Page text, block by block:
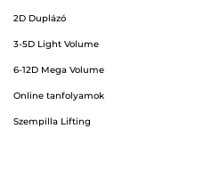
2D Duplázó
3-5D Light Volume
6-12D Mega Volume
Online tanfolyamok
Szempilla Lifting